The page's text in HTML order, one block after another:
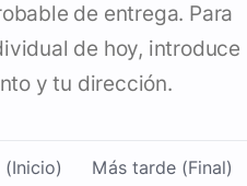
de entrega. Para
de hoy, introduce
y tu dirección.
Más tarde (Final)